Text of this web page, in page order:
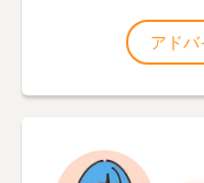
アドバ